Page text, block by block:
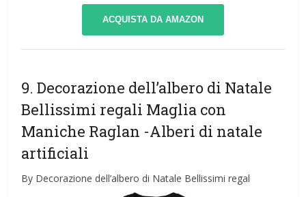
ACQUISTA DA AMAZON
9. Decorazione dell’albero di Natale
Bellissimi regali Maglia con
Maniche Raglan -Alberi di natale
artificiali
By Decorazione dell’albero di Natale Bellissimi regal